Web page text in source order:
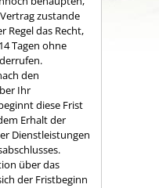
zustande
Regel das Recht,
Tagen ohne
den
Ihr
diese Frist
Erhalt der
Dienstleistungen
über das
der Fristbeginn